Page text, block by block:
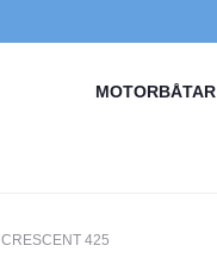
MOTORBÅTAR
CRESCENT 425